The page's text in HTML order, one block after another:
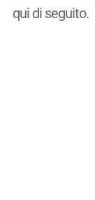
qui di seguito.